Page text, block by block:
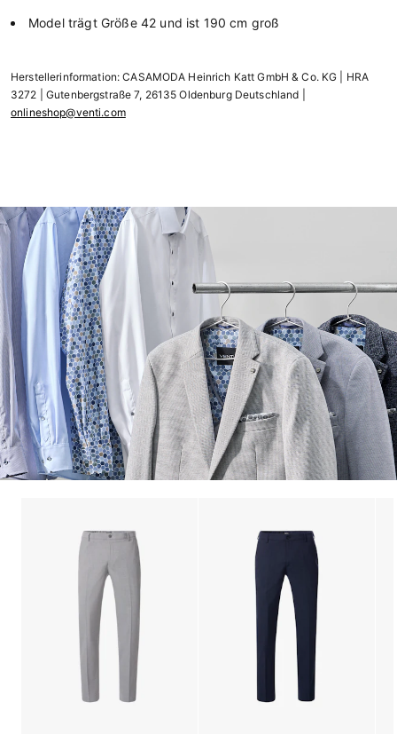
Model trägt Größe 42 und ist 190 cm groß
Herstellerinformation: CASAMODA Heinrich Katt GmbH & Co. KG | HRA
3272 | Gutenbergstraße 7, 26135 Oldenburg Deutschland |
onlineshop@venti.com